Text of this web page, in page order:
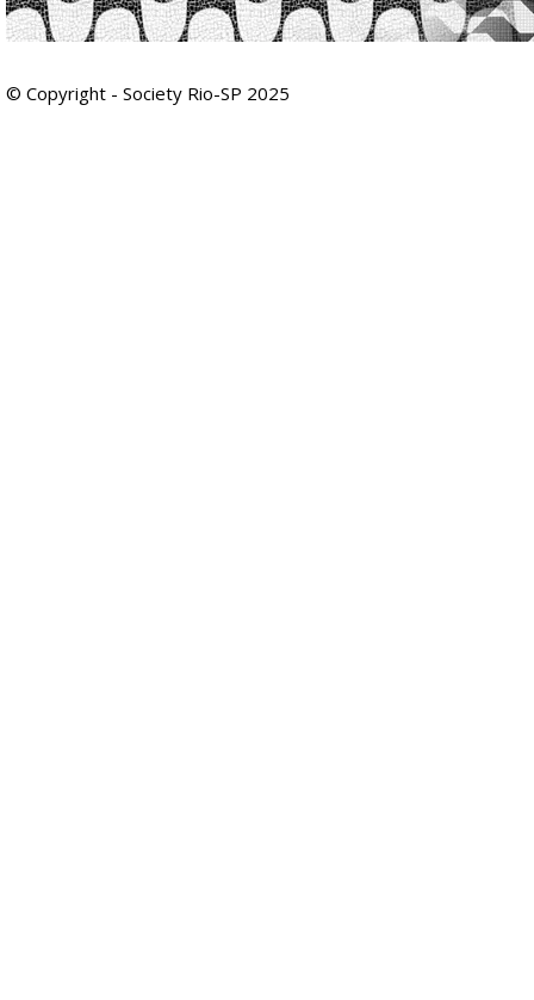
© Copyright - Society Rio-SP 2025